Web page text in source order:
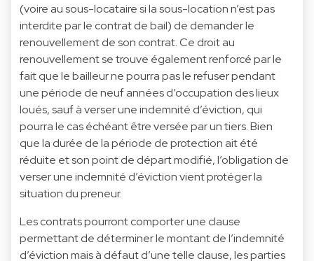
(voire au sous-locataire si la sous-location n’est pas
interdite par le contrat de bail) de demander le
renouvellement de son contrat. Ce droit au
renouvellement se trouve également renforcé par le
fait que le bailleur ne pourra pas le refuser pendant
une période de neuf années d’occupation des lieux
loués, sauf à verser une indemnité d’éviction, qui
pourra le cas échéant être versée par un tiers. Bien
que la durée de la période de protection ait été
réduite et son point de départ modifié, l’obligation de
verser une indemnité d’éviction vient protéger la
situation du preneur.
Les contrats pourront comporter une clause
permettant de déterminer le montant de l’indemnité
d’éviction mais à défaut d’une telle clause, les parties